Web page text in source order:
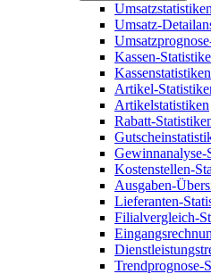
Umsatzstatistiken
Umsatz-
Kassen-
Kassenstatistiken
Artikel-
Artikelstatistiken
Rabatt-
Gewinnanalyse-
Kostenstellen-
Ausgaben-
Lieferanten-
Filialvergleich-
Trendprognose-